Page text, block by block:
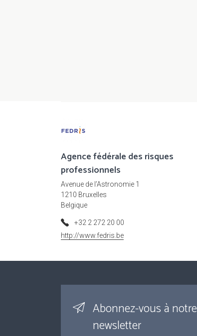
Agence fédérale des risques
professionnels
Avenue de l’Astronomie 1
1210 Bruxelles
Belgique
+32 2 272 20 00
http://www.fedris.be
Abonnez-vous à notre
newsletter